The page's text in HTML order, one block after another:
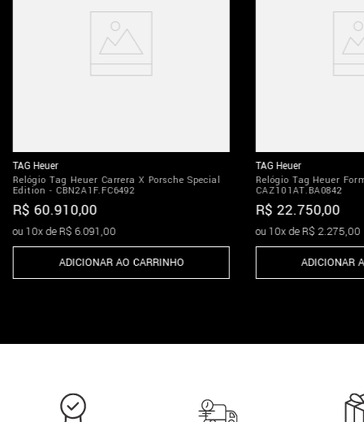
TAG Heuer
Relógio Tag Heuer Carrera X Porsche Special
Edition - CBN2A1F.FC6492
R$ 60.910,00
ou 10x deR$ 6.091,00
ADICIONAR AO CARRINHO
TAG Heuer
Relógio Tag Heuer
CAZ101AT.BA0842
R$ 22.750,00
ou 10x deR$ 2.275,00
ADICIONAR